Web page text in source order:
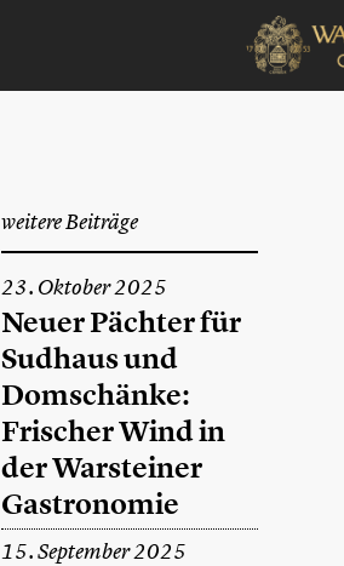
weitere Beiträge
23. Oktober 2025
Neuer Pächter für
Sudhaus und
Domschänke:
Frischer Wind in
der Warsteiner
Gastronomie
15. September 2025